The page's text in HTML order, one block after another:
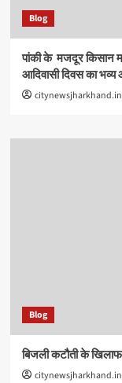
Blog
पांकी के ​ मजदूर किसान
आदिवासी दिवस का
citynewsjharkhand.in
Blog
बिजली कटौती के
citynewsjharkhand.in